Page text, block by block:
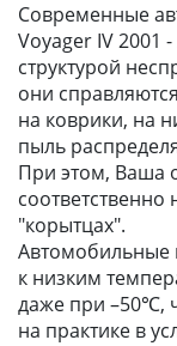
Современные
Voyager IV 2001
структурой
они
на коврики, на
пыль
При этом, Ваша
соответственно
"корытцах".
Автомобильные
к низким
даже при –50℃,
на практике в